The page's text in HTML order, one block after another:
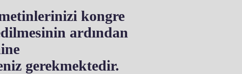
kongre
ardından
gerekmektedir.